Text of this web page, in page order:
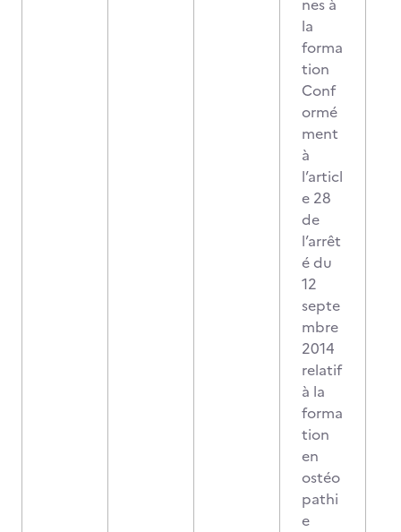
nes à
la
forma
tion
Conf
ormé
ment
à
l’articl
e 28
de
l’arrêt
é du
12
septe
mbre
2014
relatif
à la
forma
tion
en
ostéo
pathi
e